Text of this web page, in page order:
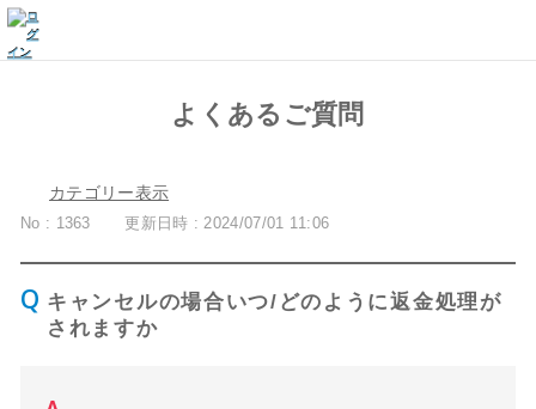
よくあるご質問
カテゴリー表示
No : 1363 更新日時 : 2024/07/01 11:06
キャンセルの場合いつ/どのように返金処理が
されますか